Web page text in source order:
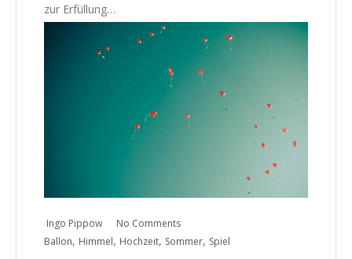
zur Erfüllung…
Ingo Pippow
No Comments
Ballon, Himmel, Hochzeit, Sommer, Spiel